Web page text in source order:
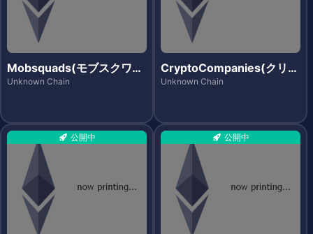
Mobsquads(モブスクワッ
ズ)
Unknown Chain
CryptoCompanies(クリプ
トカンパニーズ)
Unknown Chain
公開中 公開中